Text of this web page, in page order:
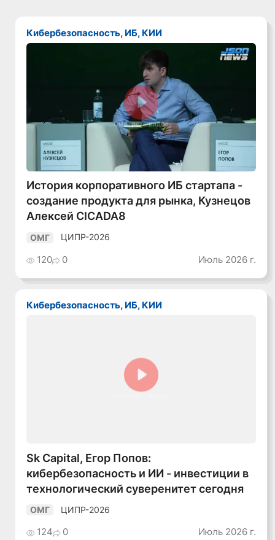
Кибербезопасность, ИБ, КИИ
Смотреть видео
История корпоративного ИБ стартапа -
создание продукта для рынка, Кузнецов
Алексей CICADA8
ОМГ ЦИПР-2026
120 0 Июль 2026 г.
Кибербезопасность, ИБ, КИИ
Sk Capital, Егор Попов:
кибербезопасность и ИИ - инвестиции в
технологический суверенитет сегодня
ОМГ ЦИПР-2026
124 0 Июль 2026 г.